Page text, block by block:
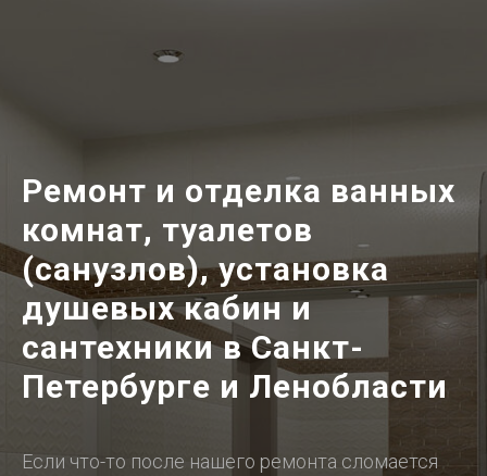
Ремонт и отделка ванных
комнат, туалетов
(санузлов), установка
душевых кабин и
сантехники в Санкт-
Петербурге и Ленобласти
Если что-то после нашего ремонта сломается